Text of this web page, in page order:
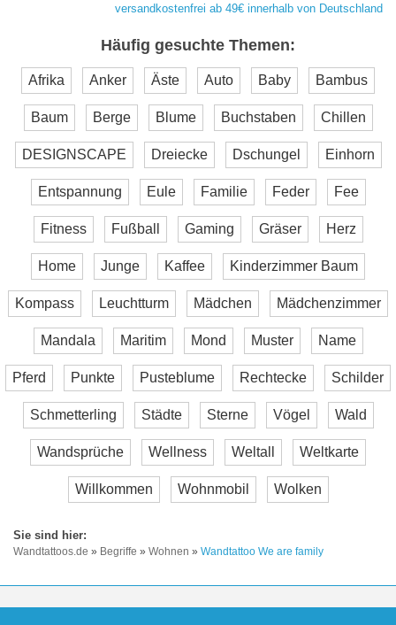
versandkostenfrei ab 49€ innerhalb von Deutschland
Häufig gesuchte Themen:
Afrika Anker Äste Auto Baby Bambus
Baum Berge Blume Buchstaben Chillen
DESIGNSCAPE Dreiecke Dschungel Einhorn
Entspannung Eule Familie Feder Fee
Fitness Fußball Gaming Gräser Herz
Home Junge Kaffee Kinderzimmer Baum
Kompass Leuchtturm Mädchen Mädchenzimmer
Mandala Maritim Mond Muster Name
Pferd Punkte Pusteblume Rechtecke Schilder
Schmetterling Städte Sterne Vögel Wald
Wandsprüche Wellness Weltall Weltkarte
Willkommen Wohnmobil Wolken
Wandtattoos.de » Begriffe » Wohnen » Wandtattoo We are family